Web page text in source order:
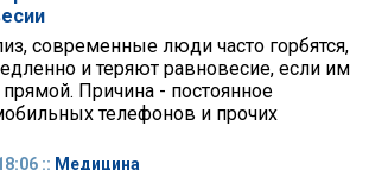
современные люди часто горбятся,
и теряют равновесие, если им
Причина - постоянное
телефонов и прочих
:: Медицина